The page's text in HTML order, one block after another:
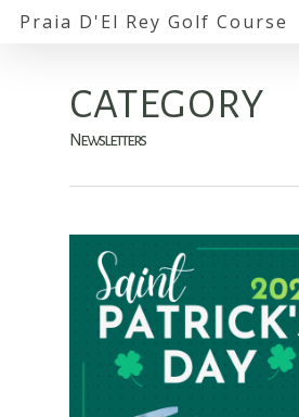
Praia D'El Rey Golf Course
CATEGORY
Newsletters